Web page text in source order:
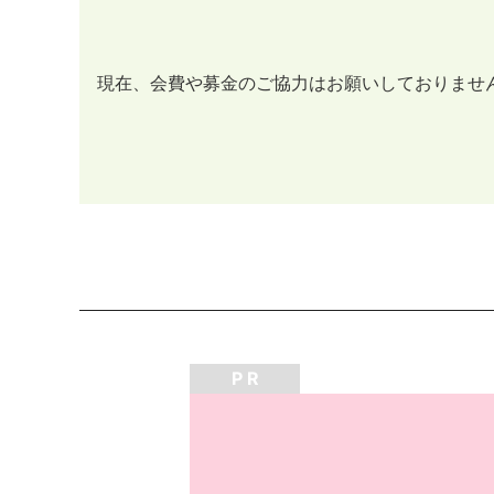
現在、会費や募金のご協力はお願いしておりませ
P R